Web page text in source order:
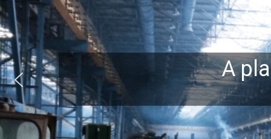
A place